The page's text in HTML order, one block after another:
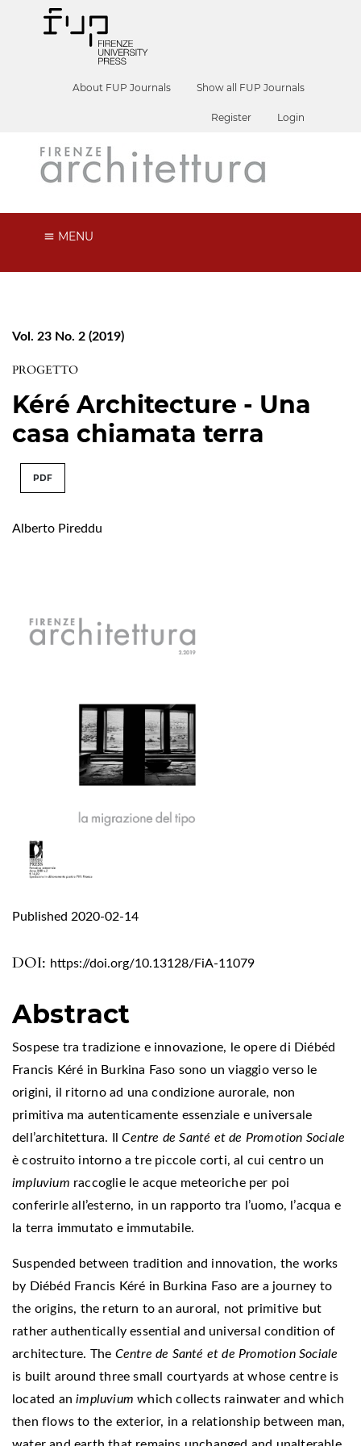
About FUP Journals Show all FUP Journals
Register Login
MENU
Vol. 23 No. 2 (2019)
PROGETTO
Kéré Architecture - Una
casa chiamata terra
PDF
Alberto Pireddu
DOI: https://doi.org/10.13128/FiA-11079
Published 2020-02-14
Abstract
Sospese tra tradizione e innovazione, le opere di Diébéd
Francis Kéré in Burkina Faso sono un viaggio verso le
origini, il ritorno ad una condizione aurorale, non
primitiva ma autenticamente essenziale e universale
dell’architettura. IlCentre de Santé et de Promotion Sociale
è costruito intorno a tre piccole corti, al cui centro un
impluvium raccoglie le acque meteoriche per poi
conferirle all’esterno, in un rapporto tra l’uomo, l’acqua e
la terra immutato e immutabile.
Suspended between tradition and innovation, the works
by Diébéd Francis Kéré in Burkina Faso are a journey to
the origins, the return to an auroral, not primitive but
rather authentically essential and universal condition of
architecture. The Centre de Santé et de Promotion Sociale
is built around three small courtyards at whose centre is
located animpluvium which collects rainwater and which
then flows to the exterior, in a relationship between man,